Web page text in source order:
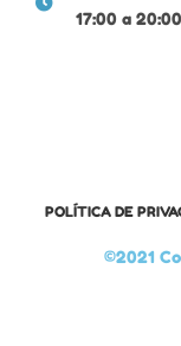
17:00 a 20:00
POLÍTICA DE
©2021